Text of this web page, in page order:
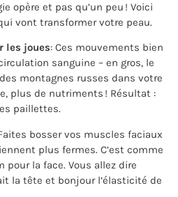
opère et pas qu’un peu ! Voici
vont transformer votre peau.
les joues: Ces mouvements bien
sanguine – en gros, le
montagnes russes dans votre
plus de nutriments ! Résultat :
paillettes.
bosser vos muscles faciaux
plus fermes. C’est comme
pour la face. Vous allez dire
la tête et bonjour l’élasticité de